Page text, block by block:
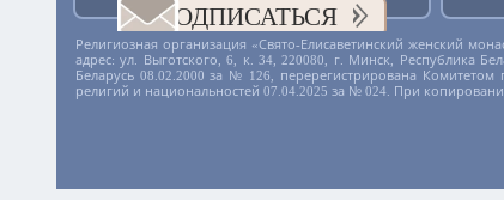
ПОДПИСАТЬСЯ
Религиозная организация «Свято-Елисаветинский женский
адрес: ул. Выготского, 6, к. 34, 220080, г. Минск, Республика
Беларусь 08.02.2000 за № 126, перерегистрирована
религий и национальностей 07.04.2025 за № 024. При